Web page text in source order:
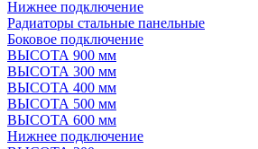
Нижнее подключение
Радиаторы стальные панельные
Боковое подключение
ВЫСОТА 900 мм
ВЫСОТА 300 мм
ВЫСОТА 400 мм
ВЫСОТА 500 мм
ВЫСОТА 600 мм
Нижнее подключение